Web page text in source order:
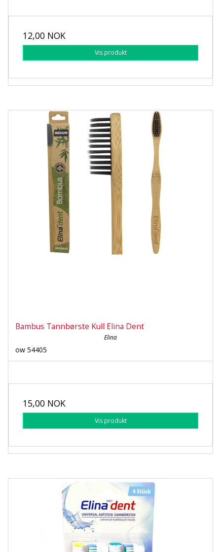
12,00 NOK
Vis produkt
Bambus Tannbørste Kull Elina Dent
Elina
ow 54405
15,00 NOK
Vis produkt